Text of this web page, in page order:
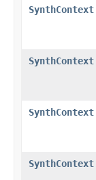
SynthContext
SynthContext
SynthContext
SynthContext